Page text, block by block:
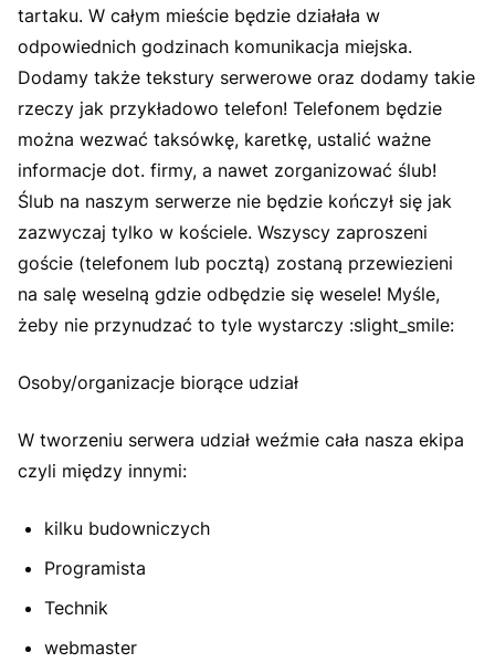
tartaku. W całym mieście będzie działała w
odpowiednich godzinach komunikacja miejska.
Dodamy także tekstury serwerowe oraz dodamy takie
rzeczy jak przykładowo telefon! Telefonem będzie
można wezwać taksówkę, karetkę, ustalić ważne
informacje dot. firmy, a nawet zorganizować ślub!
Ślub na naszym serwerze nie będzie kończył się jak
zazwyczaj tylko w kościele. Wszyscy zaproszeni
goście (telefonem lub pocztą) zostaną przewiezieni
na salę weselną gdzie odbędzie się wesele! Myśle,
żeby nie przynudzać to tyle wystarczy :slight_smile:
Osoby/organizacje biorące udział
W tworzeniu serwera udział weźmie cała nasza ekipa
czyli między innymi:
kilku budowniczych
Programista
Technik
webmaster